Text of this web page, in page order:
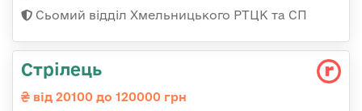
Сьомий відділ Хмельницького РТЦК та СП
Стрілець
від 20100 до 120000 грн